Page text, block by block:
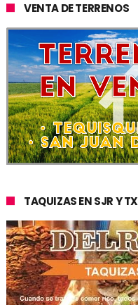
VENTA DE TERRENOS
TAQUIZAS EN SJR Y TX